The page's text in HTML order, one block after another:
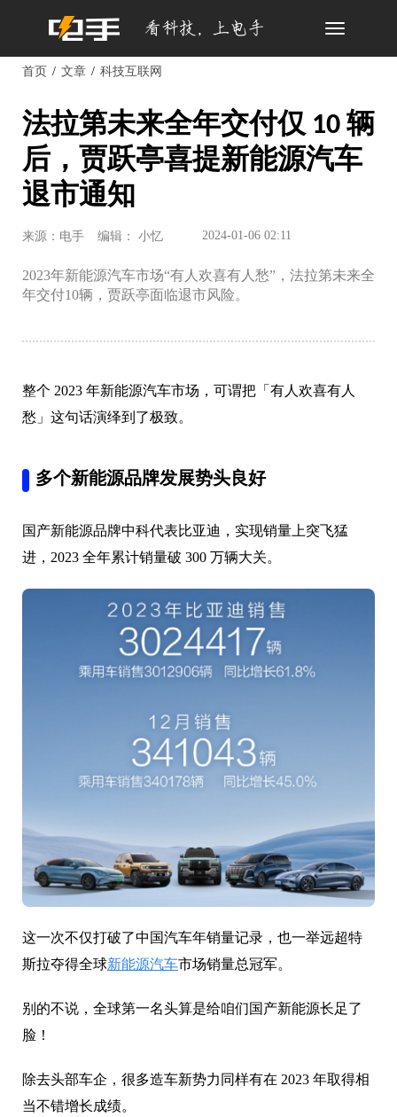
Toggle
首页 文章 科技互联网
法拉第未来全年交付仅 10 辆
后，贾跃亭喜提新能源汽车
退市通知
来源：电手 编辑： 小忆 2024-01-06 02:11
2023年新能源汽车市场“有人欢喜有人愁”，法拉第未来全
年交付10辆，贾跃亭面临退市风险。
整个 2023 年新能源汽车市场，可谓把「有人欢喜有人
愁」这句话演绎到了极致。
多个新能源品牌发展势头良好
国产新能源品牌中科代表比亚迪，实现销量上突飞猛
进，2023 全年累计销量破 300 万辆大关。
这一次不仅打破了中国汽车年销量记录，也一举远超特
斯拉夺得全球新能源汽车市场销量总冠军。
别的不说，全球第一名头算是给咱们国产新能源长足了
脸！
除去头部车企，很多造车新势力同样有在 2023 年取得相
当不错增长成绩。